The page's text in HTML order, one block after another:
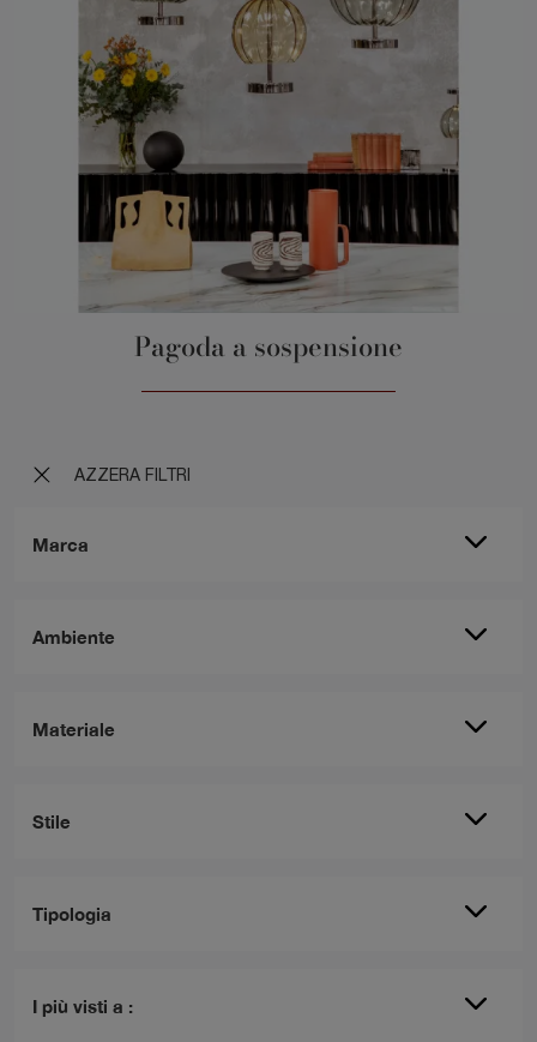
AZZERA FILTRI
Marca
Ambiente
Materiale
Stile
Tipologia
I più visti a :
Pagoda a sospensione